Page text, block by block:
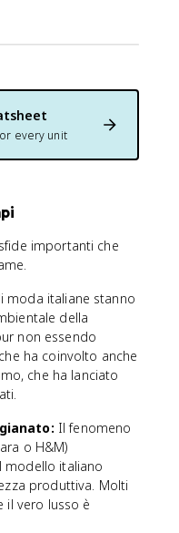
every unit
importanti che
moda italiane stanno
della
non essendo
ha coinvolto anche
che ha lanciato
Il fenomeno
o H&M)
modello italiano
produttiva. Molti
il vero lusso è